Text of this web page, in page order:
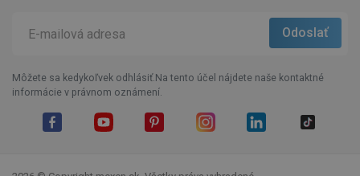
Môžete sa kedykoľvek odhlásiť.Na tento účel nájdete naše kontaktné
informácie v právnom oznámení.